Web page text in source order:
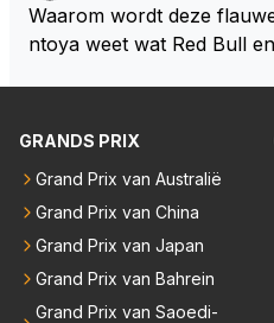
Waarom wordt deze
ntoya weet wat Red Bull
GRANDS PRIX
Grand Prix van Australië
Grand Prix van China
Grand Prix van Japan
Grand Prix van Bahrein
Grand Prix van Saoedi-